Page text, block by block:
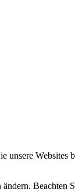
Websites